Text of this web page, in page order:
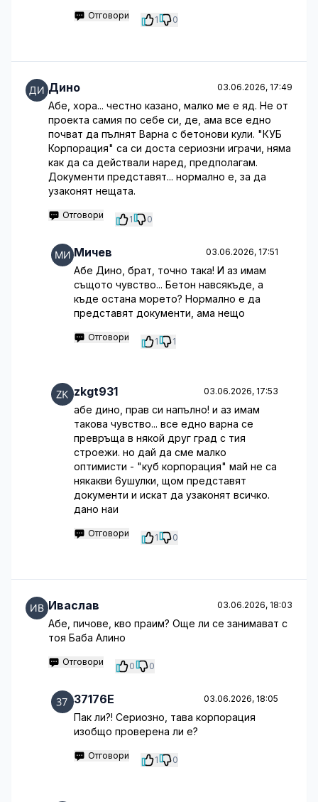
Отговори 1 0
Дино 03.06.2026, 17:49
Абе, хора... честно казано, малко ме е яд. Не от
проекта самия по себе си, де, ама все едно
почват да пълнят Варна с бетонови кули. "КУБ
Корпорация" са си доста сериозни играчи, няма
как да са действали наред, предполагам.
Документи представят... нормално е, за да
узаконят нещата.
Отговори 1 0
Мичев 03.06.2026, 17:51
Абе Дино, брат, точно така! И аз имам
същото чувство... Бетон навсякъде, а
къде остана морето? Нормално е да
представят документи, ама нещо
Отговори 1 1
zkgt931 03.06.2026, 17:53
абе дино, прав си напълно! и аз имам
такова чувство... все едно варна се
превръща в някой друг град с тия
строежи. но дай да сме малко
оптимисти - "куб корпорация" май не са
някакви 6ушулки, щом представят
документи и искат да узаконят всичко.
дано наи
Отговори 1 0
Иваслав 03.06.2026, 18:03
Абе, пичове, кво праим? Още ли се занимават с
тоя Баба Алино
Отговори 0 0
37176E 03.06.2026, 18:05
Пак ли?! Сериозно, тава корпорация
изобщо проверена ли е?
Отговори 1 0